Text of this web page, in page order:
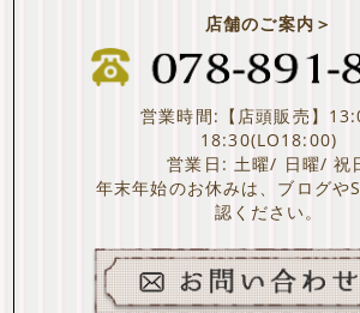
店舗のご案内＞
営業時間:【店頭販売】
18:30(LO18:00)
営業日: 土曜/ 日曜/ 祝
年末年始のお休みは、ブログや
認ください。